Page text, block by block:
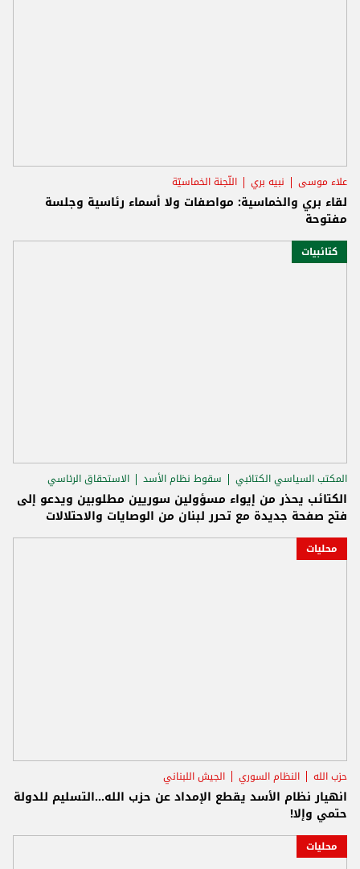
علاء موسى نبيه بري اللّجنة الخماسيّة
لقاء بري والخماسية: مواصفات ولا أسماء رئاسية وجلسة
مفتوحة
كتائبيات
المكتب السياسي الكتائبي سقوط نظام الأسد الاستحقاق الرئاسي
الكتائب يحذر من إيواء مسؤولين سوريين مطلوبين ويدعو إلى
فتح صفحة جديدة مع تحرر لبنان من الوصايات والاحتلالات
محليات
حزب الله النظام السوري الجيش اللبناني
انهيار نظام الأسد يقطع الإمداد عن حزب الله...التسليم للدولة
حتمي وإلا!
محليات